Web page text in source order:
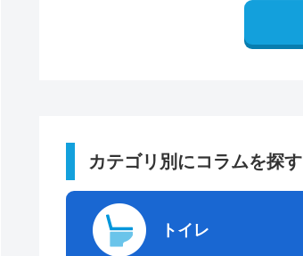
カテゴリ別にコラムを探す
トイレ